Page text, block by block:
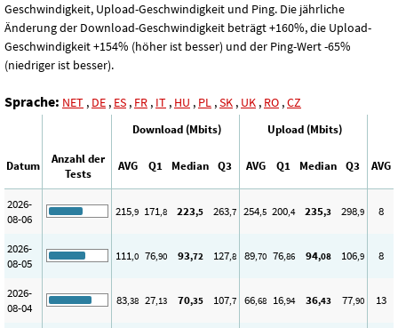
Geschwindigkeit, Upload-Geschwindigkeit und Ping. Die jährliche
Änderung der Download-Geschwindigkeit beträgt +160%, die Upload-
Geschwindigkeit +154% (höher ist besser) und der Ping-Wert -65%
(niedriger ist besser).
Sprache: NET , DE , ES , FR , IT , HU , PL ,SK , UK , RO ,CZ
Download (Mbits) Upload (Mbits)
Datum
Anzahl der
Tests
AVG Q1 Median Q3 AVG Q1 Median Q3 AVG
2026-
08-06
215,9 171,8 223,5 263,7 254,5 200,4 235,3 298,9 8
2026-
08-05
111,0 76,90 93,72 127,8 89,70 76,86 94,08 106,9 8
2026-
08-04
83,38 27,13 70,35 107,7 66,68 16,94 36,43 77,90 13